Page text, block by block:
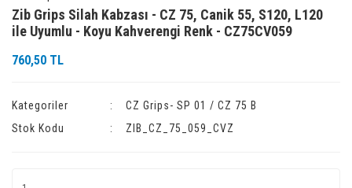
Zib Grips Silah Kabzası - CZ 75, Canik 55, S120, L120
ile Uyumlu - Koyu Kahverengi Renk - CZ75CV059
760,50 TL
Kategoriler
CZ Grips- SP 01 / CZ 75 B
Stok Kodu
ZIB_CZ_75_059_CVZ